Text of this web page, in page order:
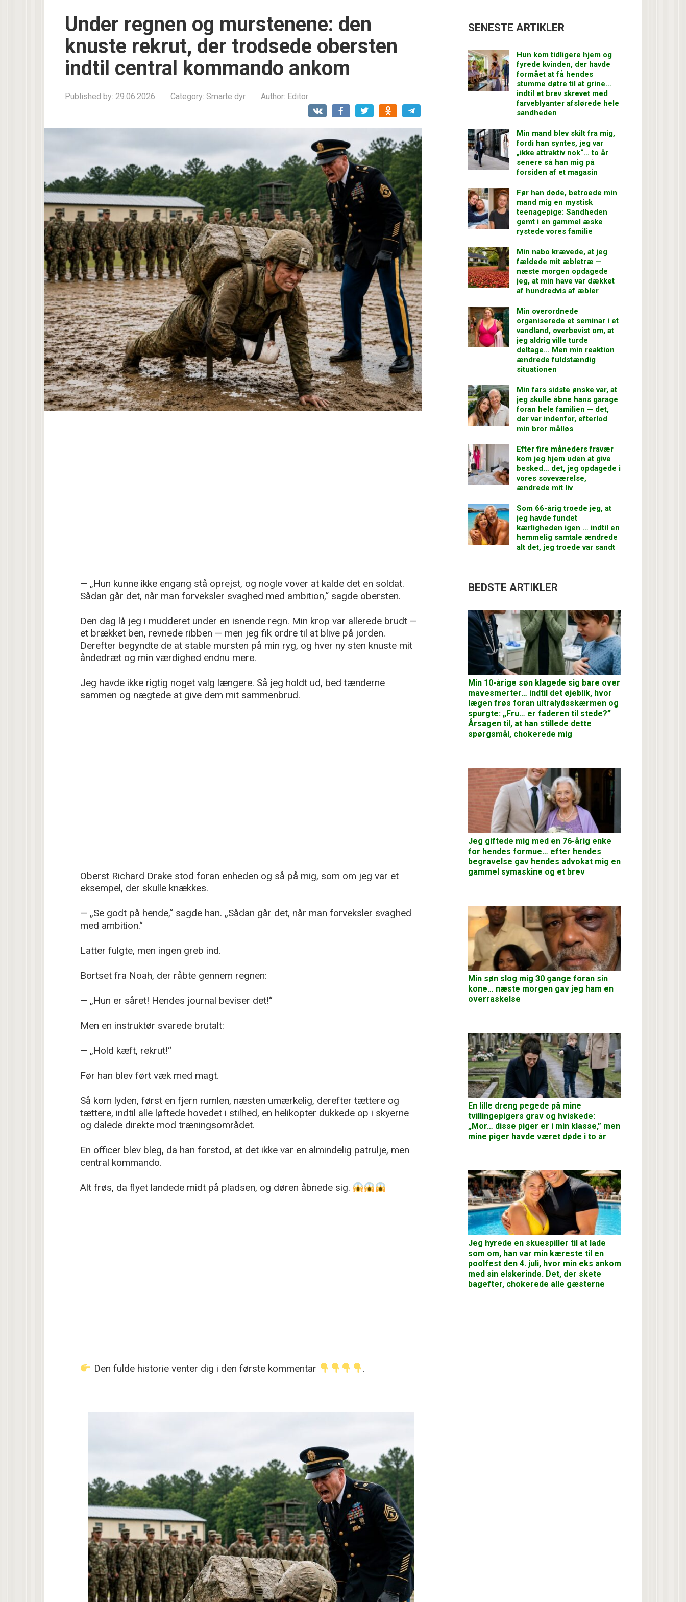
Under regnen og murstenene: den
knuste rekrut, der trodsede obersten
indtil central kommando ankom
Published by: 29.06.2026 Category: Smarte dyr Author: Editor
— „Hun kunne ikke engang stå oprejst, og nogle vover at kalde det en soldat.
Sådan går det, når man forveksler svaghed med ambition,“ sagde obersten.
Den dag lå jeg i mudderet under en isnende regn. Min krop var allerede brudt —
et brækket ben, revnede ribben — men jeg fik ordre til at blive på jorden.
Derefter begyndte de at stable mursten på min ryg, og hver ny sten knuste mit
åndedræt og min værdighed endnu mere.
Jeg havde ikke rigtig noget valg længere. Så jeg holdt ud, bed tænderne
sammen og nægtede at give dem mit sammenbrud.
Oberst Richard Drake stod foran enheden og så på mig, som om jeg var et
eksempel, der skulle knækkes.
— „Se godt på hende,“ sagde han. „Sådan går det, når man forveksler svaghed
med ambition.“
Latter fulgte, men ingen greb ind.
Bortset fra Noah, der råbte gennem regnen:
— „Hun er såret! Hendes journal beviser det!“
Men en instruktør svarede brutalt:
— „Hold kæft, rekrut!“
Før han blev ført væk med magt.
Så kom lyden, først en fjern rumlen, næsten umærkelig, derefter tættere og
tættere, indtil alle løftede hovedet i stilhed, en helikopter dukkede op i skyerne
og dalede direkte mod træningsområdet.
En officer blev bleg, da han forstod, at det ikke var en almindelig patrulje, men
central kommando.
Alt frøs, da flyet landede midt på pladsen, og døren åbnede sig.
Den fulde historie venter dig i den første kommentar .
SENESTE ARTIKLER
Hun kom tidligere hjem og
fyrede kvinden, der havde
formået at få hendes
stumme døtre til at grine…
indtil et brev skrevet med
farveblyanter afslørede hele
sandheden
Min mand blev skilt fra mig,
fordi han syntes, jeg var
„ikke attraktiv nok“… to år
senere så han mig på
forsiden af et magasin
Før han døde, betroede min
mand mig en mystisk
teenagepige: Sandheden
gemt i en gammel æske
rystede vores familie
Min nabo krævede, at jeg
fældede mit æbletræ —
næste morgen opdagede
jeg, at min have var dækket
af hundredvis af æbler
Min overordnede
organiserede et seminar i et
vandland, overbevist om, at
jeg aldrig ville turde
deltage… Men min reaktion
ændrede fuldstændig
situationen
Min fars sidste ønske var, at
jeg skulle åbne hans garage
foran hele familien — det,
der var indenfor, efterlod
min bror målløs
Efter fire måneders fravær
kom jeg hjem uden at give
besked… det, jeg opdagede i
vores soveværelse,
ændrede mit liv
Som 66-årig troede jeg, at
jeg havde fundet
kærligheden igen … indtil en
hemmelig samtale ændrede
alt det, jeg troede var sandt
BEDSTE ARTIKLER
Min 10-årige søn klagede sig bare over
mavesmerter… indtil det øjeblik, hvor
lægen frøs foran ultralydsskærmen og
spurgte: „Fru… er faderen til stede?”
Årsagen til, at han stillede dette
spørgsmål, chokerede mig
Jeg giftede mig med en 76-årig enke
for hendes formue… efter hendes
begravelse gav hendes advokat mig en
gammel symaskine og et brev
Min søn slog mig 30 gange foran sin
kone… næste morgen gav jeg ham en
overraskelse
En lille dreng pegede på mine
tvillingepigers grav og hviskede:
„Mor… disse piger er i min klasse,” men
mine piger havde været døde i to år
Jeg hyrede en skuespiller til at lade
som om, han var min kæreste til en
poolfest den 4. juli, hvor min eks ankom
med sin elskerinde. Det, der skete
bagefter, chokerede alle gæsterne